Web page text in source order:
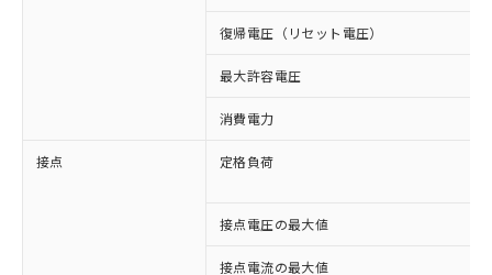
復帰電圧（リセット電圧）
最大許容電圧
消費電力
接点 定格負荷
接点電圧の最大値
接点電流の最大値